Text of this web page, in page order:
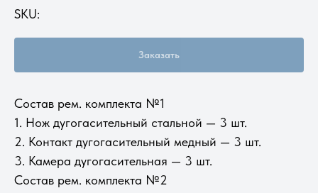
SKU:
Заказать
Состав рем. комплекта №1
1. Нож дугогасительный стальной — 3 шт.
2. Контакт дугогасительный медный — 3 шт.
3. Камера дугогасительная — 3 шт.
Состав рем. комплекта №2